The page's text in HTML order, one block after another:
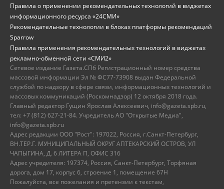
Правила о применении рекомендательных технологий в виджетах
информационного ресурса «24СМИ»
Рекомендательные технологии в блоках платформы рекомендаций
Sparrow
Правила применения рекомендательных технологий в виджетах
рекламно-обменной сети «СМИ2»
Сетевое издание Газета.СПб Регистрационный номер средства
массовой информации Эл № ФС77-73908 выдан Федеральной
службой по надзору в сфере связи, информационных технологий и
массовых коммуникаций (Роскомнадзор) 12 октября 2018 года.
Главный редактор Гущин Ярослав Алексеевич, info@gazeta.spb.ru,
тел: +7 (812) 627-21-84. Учредитель АО "Открытые Медиа",
info@gazeta.spb.ru
Адрес редакции ООО "Рост": 197022, Россия, г.Санкт-Петербург,
ВН.ТЕР.Г. МУНИЦИПАЛЬНЫЙ ОКРУГ АПТЕКАРСКИЙ ОСТРОВ, УЛ
ЧАПЫГИНА, Д. 6 ЛИТЕРА П, ОФИС 316
Адрес учредителя: 197374, Россия, Санкт-Петербург, Торфяная
дорога, дом 17, корпус 6, строение 1, помещение 67Н
Пожалуйста, все пожелания и претензии к текстам,